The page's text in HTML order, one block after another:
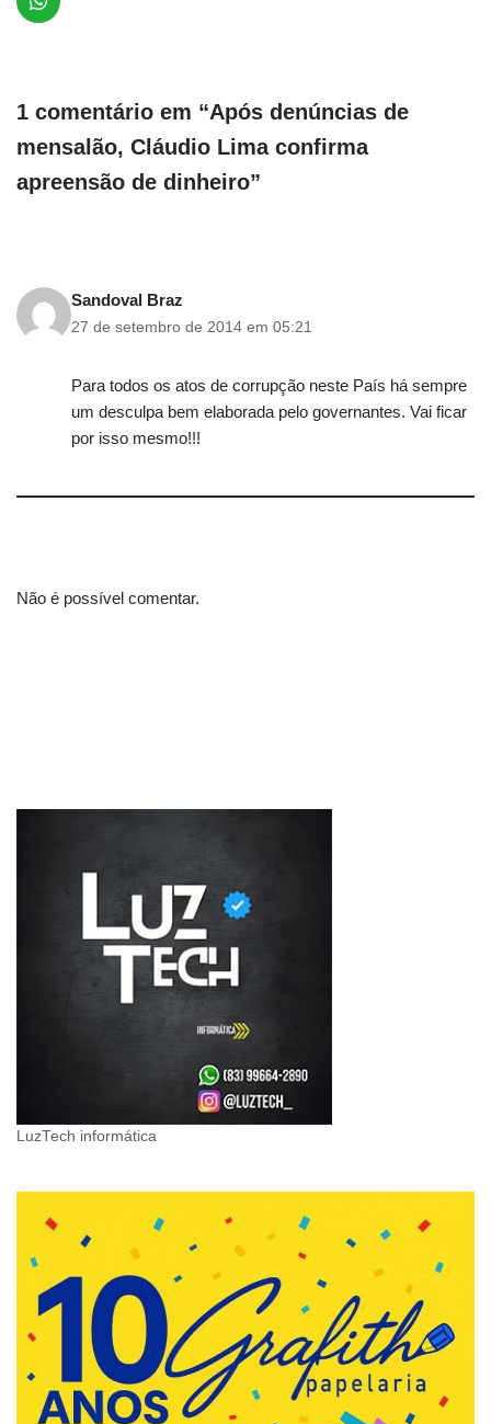
1 comentário em “Após denúncias de
mensalão, Cláudio Lima confirma
apreensão de dinheiro”
Sandoval Braz
27 de setembro de 2014 em 05:21
Para todos os atos de corrupção neste País há sempre
um desculpa bem elaborada pelo governantes. Vai ficar
por isso mesmo!!!
Não é possível comentar.
LuzTech informática